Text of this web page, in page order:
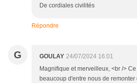
De cordiales civilités
Répondre
G GOULAY 24/07/2024 16:01
Magnifique et merveilleux, <br />
beaucoup d'entre nous de